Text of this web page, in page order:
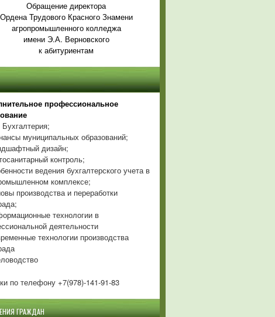
Обращение директора
Ордена Трудового Красного Знамени
агропромышленного колледжа
имени Э.А. Верновского
к абитуриентам
профессиональное
муниципальных образований;
дизайн;
контроль;
ведения бухгалтерского учета в
комплексе;
производства и переработки
технологии в
деятельности
технологии производства
по телефону +7(978)-141-91-83
ГРАЖДАН